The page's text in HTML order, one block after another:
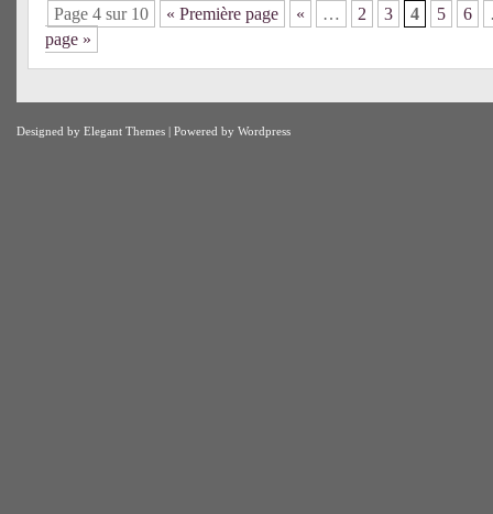
Page 4 sur 10
« Première page « … 2 3 4 5 6
page »
Designed by Elegant Themes | Powered by Wordpress